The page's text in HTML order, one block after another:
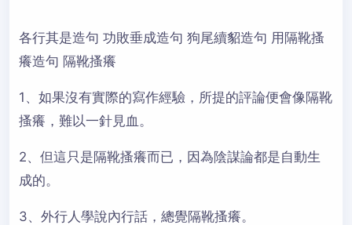
各行其是造句 功敗垂成造句 狗尾續貂造句 用隔靴搔
癢造句 隔靴搔癢
1、如果沒有實際的寫作經驗，所提的評論便會像隔靴
搔癢，難以一針見血。
2、但這只是隔靴搔癢而已，因為陰謀論都是自動生
成的。
3、外行人學說內行話，總覺隔靴搔癢。